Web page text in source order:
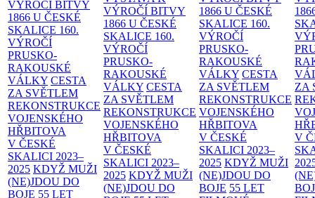
VÝROČÍ BITVY
1866 U ČESKÉ
SKALICE 160.
VÝROČÍ
PRUSKO-
RAKOUSKÉ
VÁLKY CESTA
ZA SVĚTLEM
REKONSTRUKCE
VOJENSKÉHO
HŘBITOVA
V ČESKÉ
SKALICI 2023–
2025 KDYŽ MUŽI
(NE)JDOU DO
BOJE 55 LET
VÝROČÍ BITVY
1866 U ČESKÉ
SKALICE 160.
VÝROČÍ
PRUSKO-
RAKOUSKÉ
VÁLKY CESTA
ZA SVĚTLEM
REKONSTRUKCE
VOJENSKÉHO
HŘBITOVA
V ČESKÉ
SKALICI 2023–
2025 KDYŽ MUŽI
(NE)JDOU DO
1866 U ČESKÉ
SKALICE 160.
VÝROČÍ
PRUSKO-
RAKOUSKÉ
VÁLKY CESTA
ZA SVĚTLEM
REKONSTRUKCE
VOJENSKÉHO
HŘBITOVA
V ČESKÉ
SKALICI 2023–
2025 KDYŽ MUŽI
(NE)JDOU DO
BOJE 55 LET
ZA
V